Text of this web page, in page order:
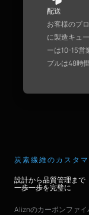
配送
お客様のプ
に製造キュ
ーは10-15営
プルは48時
炭素繊維のカスタ
設計から品質管理まで
一歩一歩を完璧に
Aliznのカーボンファ